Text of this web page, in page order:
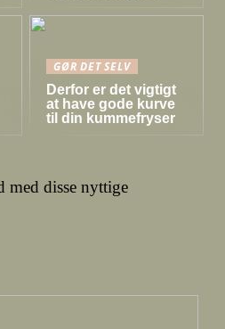
GØR DET SELV
Derfor er det vigtigt
at have gode kurve
til din kummefryser
med disse nyttige